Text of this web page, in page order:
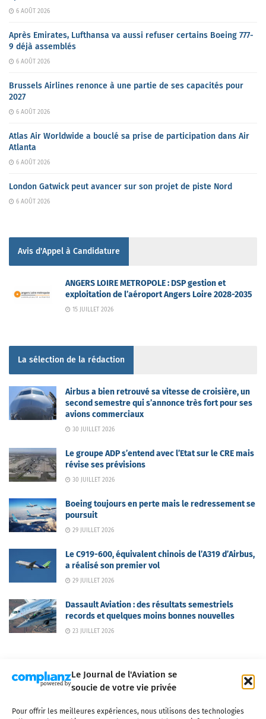
Le Journal de l'Aviation se
soucie de votre vie privée
Pour offrir les meilleures expériences, nous utilisons des technologies
6 AOÛT 2026
Après Emirates, Lufthansa va aussi refuser certains Boeing 777-
9 déjà assemblés
6 AOÛT 2026
Brussels Airlines renonce à une partie de ses capacités pour
2027
6 AOÛT 2026
Atlas Air Worldwide a bouclé sa prise de participation dans Air
Atlanta
6 AOÛT 2026
London Gatwick peut avancer sur son projet de piste Nord
6 AOÛT 2026
Avis d'Appel à Candidature
ANGERS LOIRE METROPOLE : DSP gestion et
exploitation de l’aéroport Angers Loire 2028-2035
15 JUILLET 2026
La sélection de la rédaction
Airbus a bien retrouvé sa vitesse de croisière, un
second semestre qui s’annonce très fort pour ses
avions commerciaux
30 JUILLET 2026
Le groupe ADP s’entend avec l’Etat sur le CRE mais
révise ses prévisions
30 JUILLET 2026
Boeing toujours en perte mais le redressement se
poursuit
29 JUILLET 2026
Le C919-600, équivalent chinois de l’A319 d’Airbus,
a réalisé son premier vol
29 JUILLET 2026
Dassault Aviation : des résultats semestriels
records et quelques moins bonnes nouvelles
23 JUILLET 2026
Qui sommes-nous ? Nous contacter Partenaires